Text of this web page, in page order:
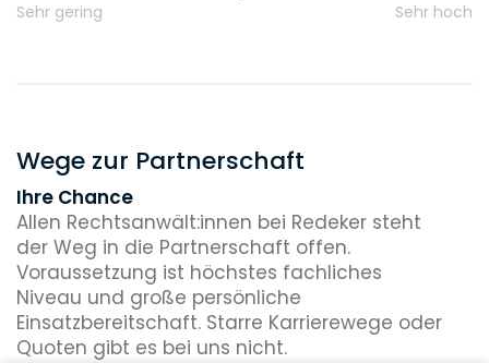
Sehr gering Sehr hoch
Wege zur Partnerschaft
Ihre Chance
Allen Rechtsanwält:innen bei Redeker steht
der Weg in die Partnerschaft offen.
Voraussetzung ist höchstes fachliches
Niveau und große persönliche
Einsatzbereitschaft. Starre Karrierewege oder
Quoten gibt es bei uns nicht.